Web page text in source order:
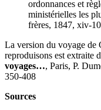
ordonnances et
ministérielles les
frères, 1847, xiv-
La version du voyage de
reproduisons est extraite
voyages…, Paris, P.
350-408
Sources